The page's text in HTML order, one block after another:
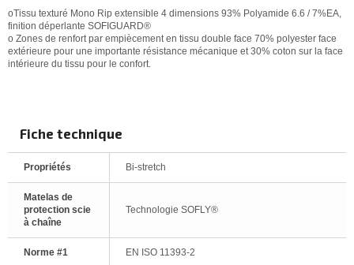
oTissu texturé Mono Rip extensible 4 dimensions 93% Polyamide 6.6 / 7%EA,
finition déperlante SOFIGUARD®
o Zones de renfort par empiècement en tissu double face 70% polyester face
extérieure pour une importante résistance mécanique et 30% coton sur la face
intérieure du tissu pour le confort.
Fiche technique
Propriétés Bi-stretch
Matelas de
protection scie
à chaîne
Technologie SOFLY®
Norme #1 EN ISO 11393-2